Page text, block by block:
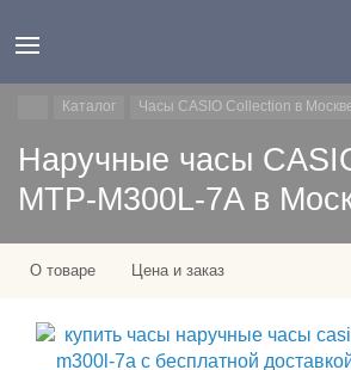
Каталог Часы CASIO Collection в
Наручные часы
MTP-M300L-7A в
О товаре Цена и заказ